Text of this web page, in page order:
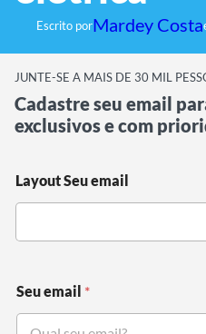
Escrito porMardey Costa
JUNTE-SE A MAIS DE 30 MIL
Cadastre seu email
exclusivos e com
Layout Seu email
Seu email *